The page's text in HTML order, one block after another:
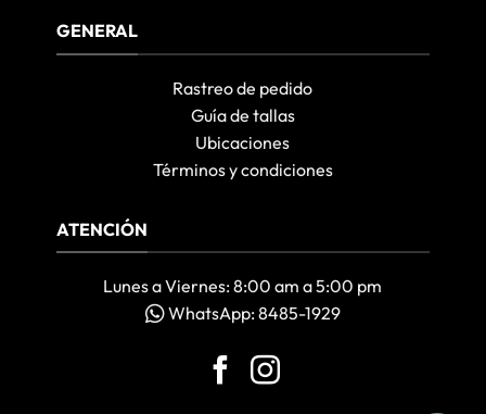
GENERAL
Rastreo de pedido
Guía de tallas
Ubicaciones
Términos y condiciones
ATENCIÓN
Lunes a Viernes: 8:00 am a 5:00 pm
WhatsApp: 8485-1929